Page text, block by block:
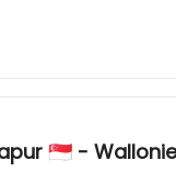
🇸🇬 -